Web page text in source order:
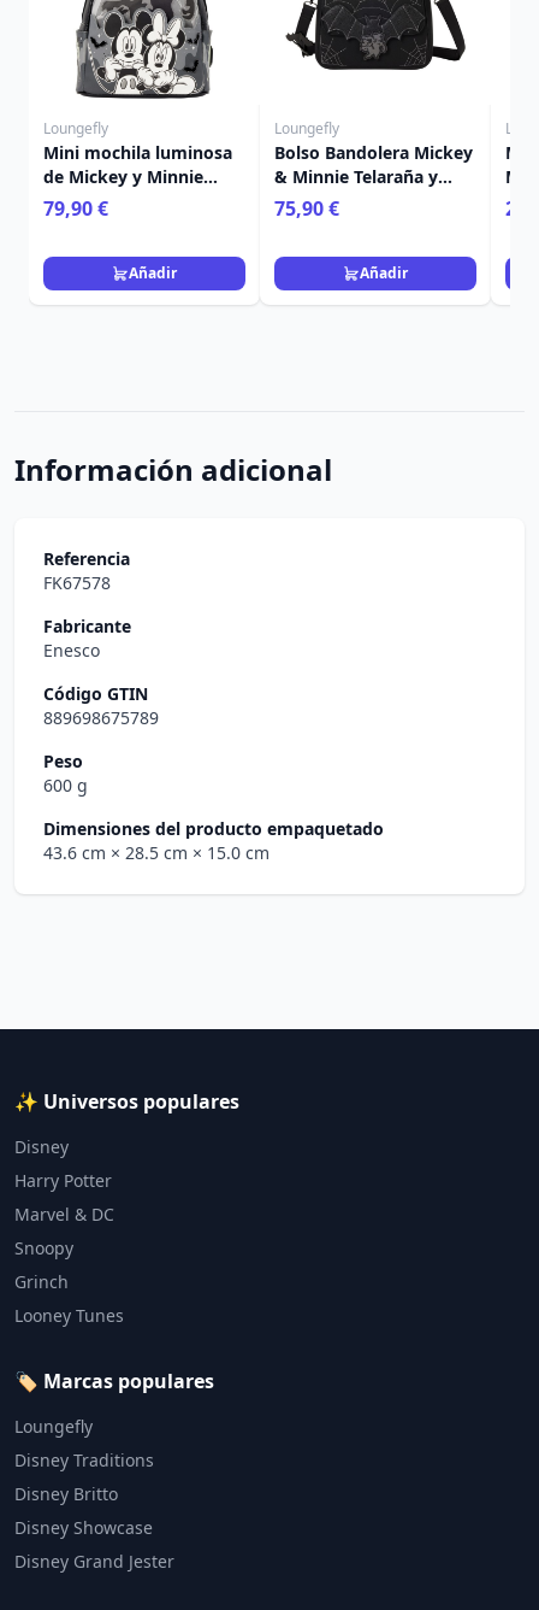
Loungefly
Mini mochila luminosa
de Mickey y Minnie
Fantasma – Disney
Loungefly
79,90 €
Añadir
Loungefly
Bolso Bandolera Mickey
& Minnie Telaraña y
Murciélagos - Disney
Loungefly
75,90 €
Añadir
Información adicional
Referencia
FK67578
Fabricante
Enesco
Código GTIN
889698675789
Peso
600 g
Dimensiones del producto empaquetado
43.6 cm × 28.5 cm × 15.0 cm
✨ Universos populares
Disney
Harry Potter
Marvel & DC
Snoopy
Grinch
Looney Tunes
🏷️ Marcas populares
Loungefly
Disney Traditions
Disney Britto
Disney Showcase
Disney Grand Jester